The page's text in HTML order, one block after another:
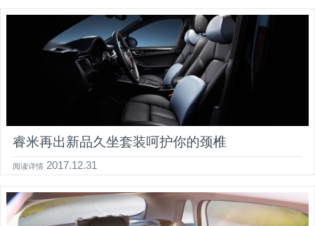
睿米再出新品久坐套装呵护你的颈椎
阅读详情2017.12.31